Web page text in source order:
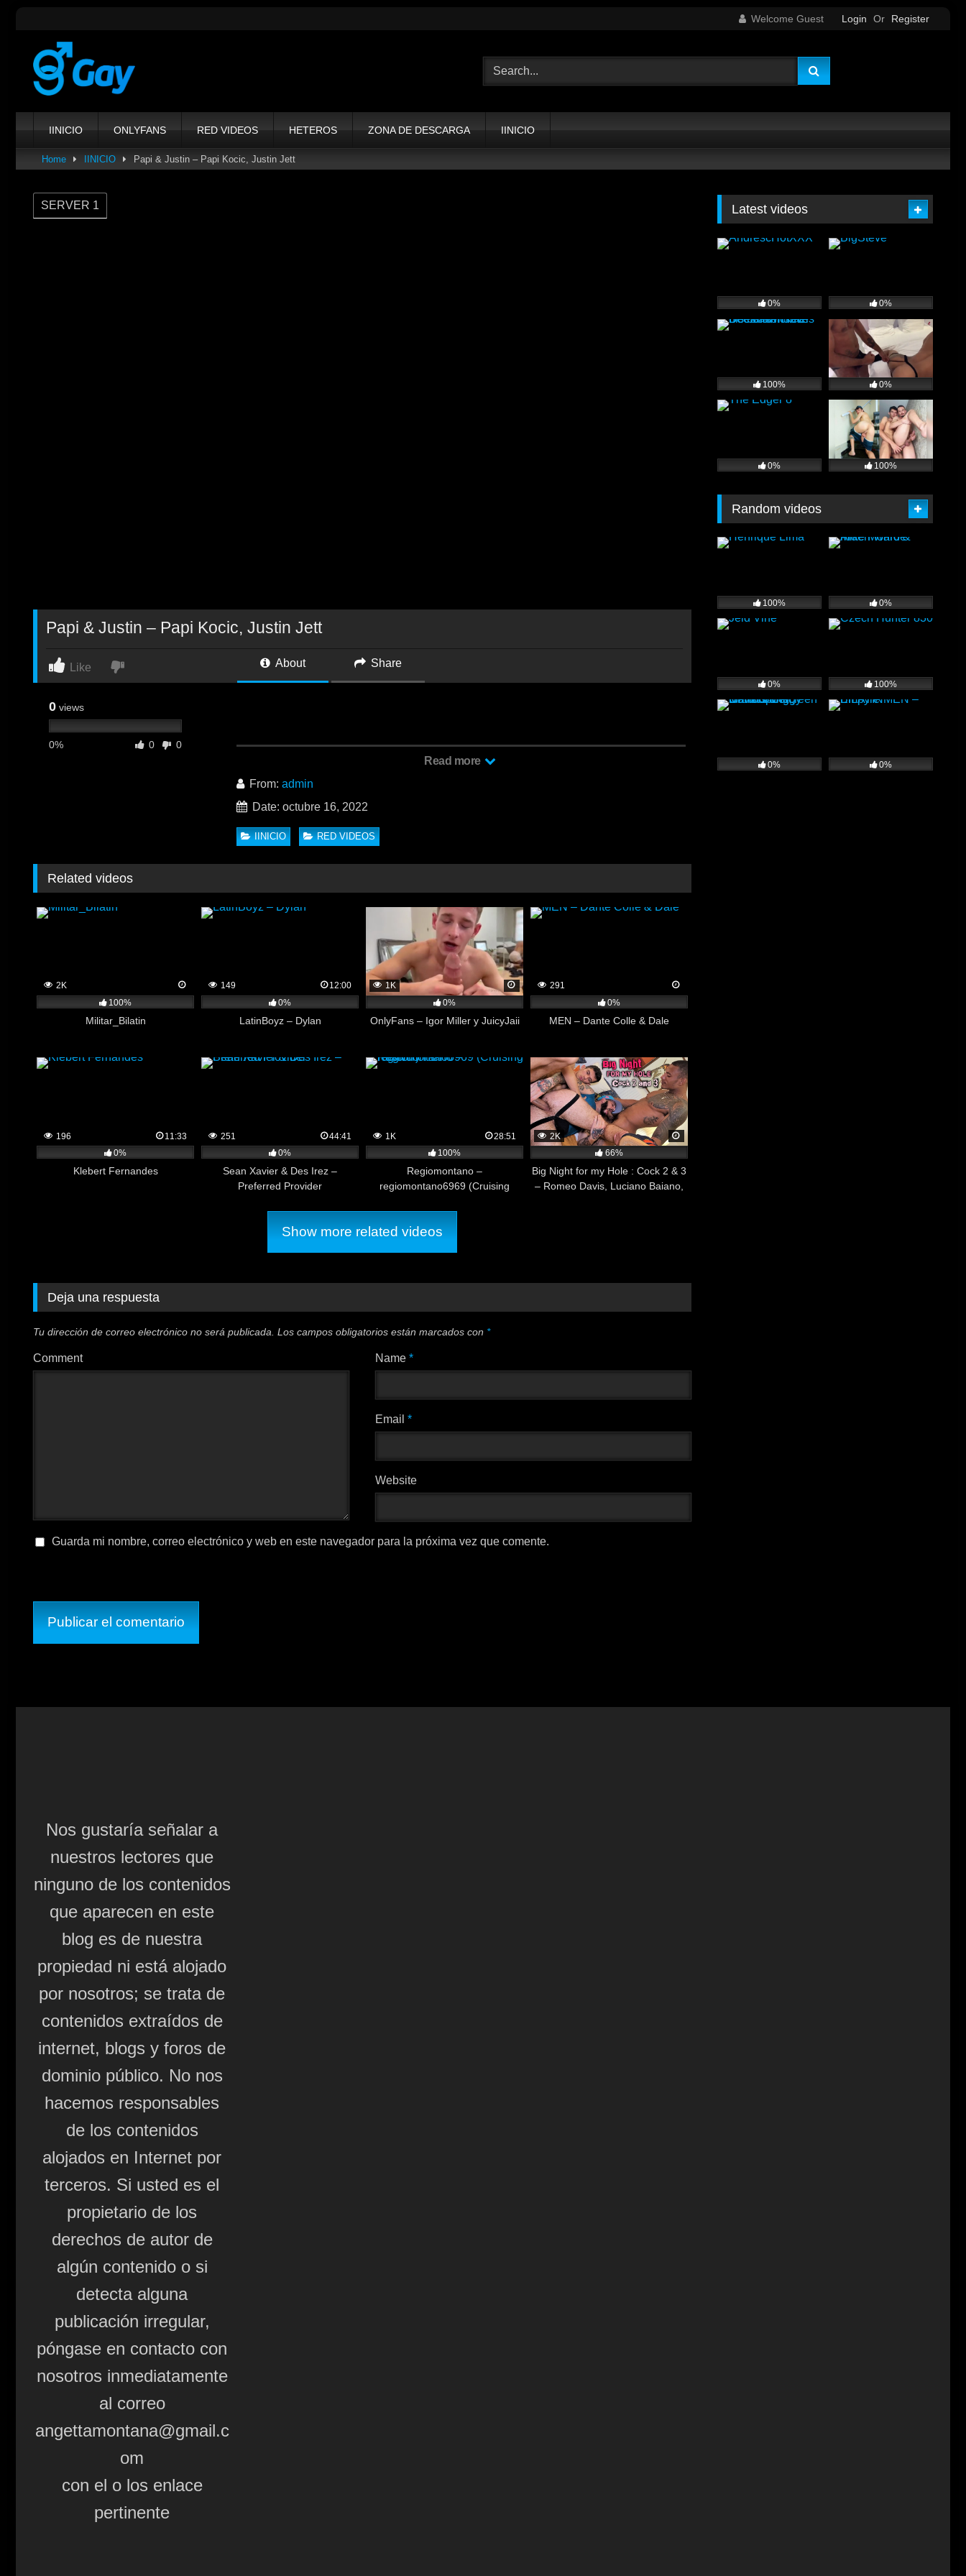
content
Welcome Guest Login Or Register
IINICIO ONLYFANS RED VIDEOS HETEROS ZONA DE DESCARGA IINICIO
Home IINICIO Papi & Justin – Papi Kocic, Justin Jett
SERVER 1
Papi & Justin – Papi Kocic, Justin Jett
Like About Share
0 views
0% 0 0
Papi & Justin – Papi Kocic, Justin Jett a todos nos encanta este macho activo de papi kocic mira
como coge el culo del pasivo justin jett en las escaleras
Read more
From: admin
Date: octubre 16, 2022
IINICIO RED VIDEOS
Related videos
2K
100%
Militar_Bilatin
149
12:00
0%
LatinBoyz – Dylan
1K
0%
OnlyFans – Igor Miller y JuicyJaii
291
0%
MEN – Dante Colle & Dale
196
11:33
0%
Klebert Fernandes
251
44:41
0%
Sean Xavier & Des Irez –
Preferred Provider
1K
28:51
100%
Regiomontano –
regiomontano6969 (Cruising
2K
66%
Big Night for my Hole : Cock 2 & 3
– Romeo Davis, Luciano Baiano,
Show more related videos
Deja una respuesta
Tu dirección de correo electrónico no será publicada. Los campos obligatorios están marcados con *
Comment Name*
Email*
Website
Guarda mi nombre, correo electrónico y web en este navegador para la próxima vez que comente.
Latest videos
0% 0%
100% 0%
0% 100%
Random videos
100% 0%
0% 100%
0% 0%
Nos gustaría señalar a
nuestros lectores que
ninguno de los contenidos
que aparecen en este
blog es de nuestra
propiedad ni está alojado
por nosotros; se trata de
contenidos extraídos de
internet, blogs y foros de
dominio público. No nos
hacemos responsables
de los contenidos
alojados en Internet por
terceros. Si usted es el
propietario de los
derechos de autor de
algún contenido o si
detecta alguna
publicación irregular,
póngase en contacto con
nosotros inmediatamente
al correo
angettamontana@gmail.c
om
con el o los enlace
pertinente